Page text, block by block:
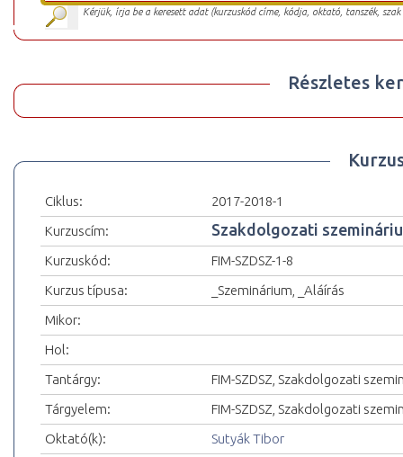
Kérjük, írja be a keresett adat (kurzuskód címe, kódja, oktató, tanszék,
Részletes
Ciklus:
2017-2018-1
Kurzuscím:
Szakdolgozati
Kurzuskód:
FIM-SZDSZ-1-8
Kurzus típusa:
_Szeminárium, _Aláírás
Mikor:
Hol:
Tantárgy:
FIM-SZDSZ, Szakdolgozati
Tárgyelem:
FIM-SZDSZ, Szakdolgozati
Oktató(k):
Sutyák Tibor